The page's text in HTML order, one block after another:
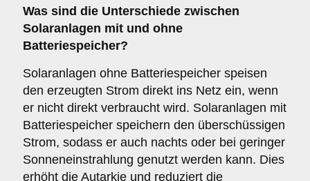
Was sind die Unterschiede zwischen
Solaranlagen mit und ohne
Batteriespeicher?
Solaranlagen ohne Batteriespeicher speisen
den erzeugten Strom direkt ins Netz ein, wenn
er nicht direkt verbraucht wird. Solaranlagen mit
Batteriespeicher speichern den überschüssigen
Strom, sodass er auch nachts oder bei geringer
Sonneneinstrahlung genutzt werden kann. Dies
erhöht die Autarkie und reduziert die